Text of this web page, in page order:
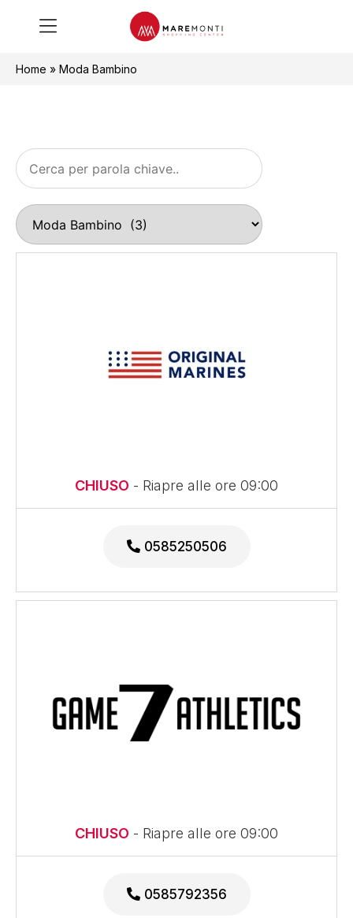
Home » Moda Bambino
CHIUSO - Riapre alle ore 09:00
0585250506
CHIUSO - Riapre alle ore 09:00
0585792356